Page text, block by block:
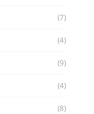
(7)
(4)
(9)
(4)
(8)